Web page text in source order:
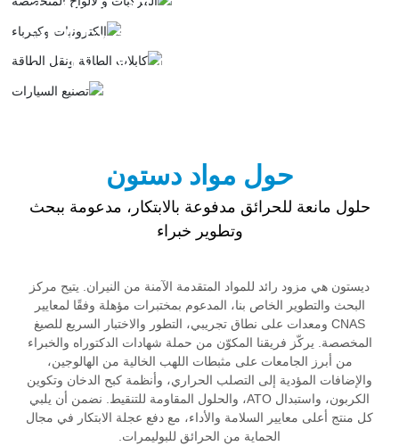
إلكترونيات وكهرباء
كابلات الطاقة ونقل الطاقة
تصنيع السيارات والأجهزة المنزلية
حول مواد دستون
حلول مانعة للحرائق مدفوعة بالابتكار، مدعومة ببحث
وتطوير خبراء
ديستون هي مزود رائد للمواد المتقدمة الآمنة من النيران. يتيح مركز
البحث والتطوير الخاص بنا، المدعوم بمختبرات مؤهلة وفقًا لمعايير
CNAS ومعدات على نطاق تجريبي، التطور والاختبار السريع للصيغ
المخصصة. يركّز فريقنا المكوّن من حملة شهادات الدكتوراه والخبراء
من أبرز الجامعات على مثبطات اللهب الخالية من الهالوجين،
والإضافات المؤدية إلى التصلب الحراري، وأنظمة كبح الدخان وتكوين
الكربون، واستبدال ATO، والحلول المقاومة للتنقيط. نضمن أن يلبي
كل منتج أعلى معايير السلامة والأداء، مع دفع عجلة الابتكار في مجال
الحماية من الحرائق للبوليمرات.